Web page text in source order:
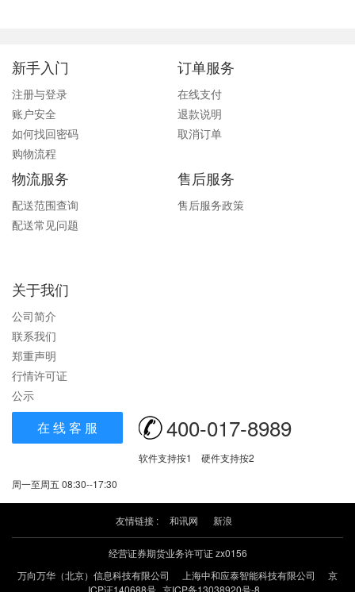
新手入门
注册与登录
账户安全
如何找回密码
购物流程
订单服务
在线支付
退款说明
取消订单
物流服务
配送范围查询
配送常见问题
售后服务
售后服务政策
关于我们
公司简介
联系我们
郑重声明
行情许可证
公示
在 线 客 服 400-017-8989
软件支持按1 硬件支持按2
周一至周五 08:30--17:30
友情链接 : 和讯网 新浪
经营证券期货业务许可证 zx0156
万向万华（北京）信息科技有限公司
上海中和应泰智能科技有限公司
京
ICP证140688号 京ICP备13038920号-8